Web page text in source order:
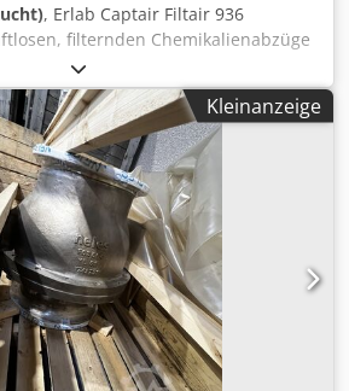
, Erlab Captair Filtair 936
filternden Chemikalienabzüge
weltweit leistungsstärkste Filtration
und Leistung. Ein System mit
das im gesamten Labor und darüber
bietet. Ausgestattet mit SMART-
Kommunikationsplattform,
des Abzugs
jederzeit gewährleistet.
Anwenderschutz
Alle Modelle der captair filtair -
der Norm AFNOR NFX 15-21 1
der Dämpfe von
garantiert durch die
an Fassade und die
Kleinanzeige